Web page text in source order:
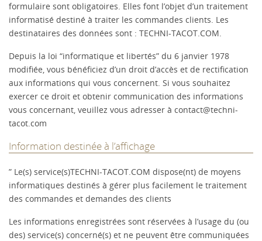
formulaire sont obligatoires. Elles font l’objet d’un traitement
informatisé destiné à traiter les commandes clients. Les
destinataires des données sont : TECHNI-TACOT.COM.
Depuis la loi “informatique et libertés” du 6 janvier 1978
modifiée, vous bénéficiez d’un droit d’accès et de rectification
aux informations qui vous concernent. Si vous souhaitez
exercer ce droit et obtenir communication des informations
vous concernant, veuillez vous adresser à contact@techni-
tacot.com
Information destinée à l’affichage
” Le(s) service(s)TECHNI-TACOT.COM dispose(nt) de moyens
informatiques destinés à gérer plus facilement le traitement
des commandes et demandes des clients
Les informations enregistrées sont réservées à l’usage du (ou
des) service(s) concerné(s) et ne peuvent être communiquées